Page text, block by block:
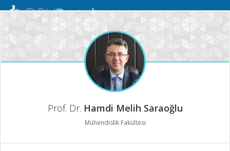
Mobil
Prof. Dr. Hamdi Melih Saraoğlu
Mühendislik Fakültesi